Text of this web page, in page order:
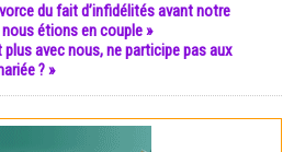
du fait d’infidélités avant notre
étions en couple »
plus avec nous, ne participe pas aux
? »